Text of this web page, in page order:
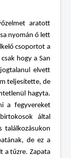
aratott
nyomán ő lett
csoportot a
hogy a San
elvett
teljesítette, de
hagyta.
a fegyvereket
által
találkozásukon
de ez a
a tűzre. Zapata